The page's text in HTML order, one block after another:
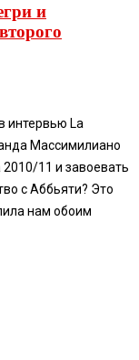
и
интервью La
Массимилиано
2010/11 и завоевать
с Аббьяти? Это
нам обоим